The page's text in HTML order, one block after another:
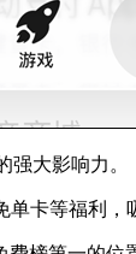
大影响力。
卡等福利，